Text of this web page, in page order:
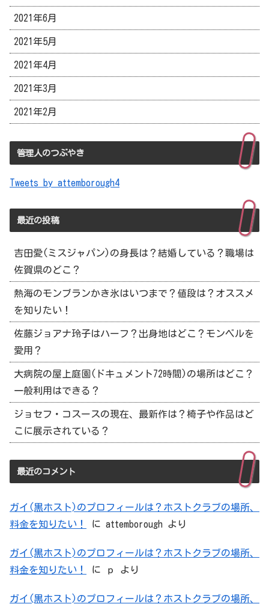
2021年6月
2021年5月
2021年4月
2021年3月
2021年2月
管理人のつぶやき
Tweets by attemborough4
最近の投稿
吉田愛(ミスジャパン)の身長は？結婚している？職場は
佐賀県のどこ？
熱海のモンブランかき氷はいつまで？値段は？オススメ
を知りたい！
佐藤ジョアナ玲子はハーフ？出身地はどこ？モンベルを
愛用？
大病院の屋上庭園(ドキュメント72時間)の場所はどこ？
一般利用はできる？
ジョセフ・コスースの現在、最新作は？椅子や作品はど
こに展示されている？
最近のコメント
ガイ(黒ホスト)のプロフィールは？ホストクラブの場所、
料金を知りたい！
に attemborough より
ガイ(黒ホスト)のプロフィールは？ホストクラブの場所、
料金を知りたい！
に ｐ より
ガイ(黒ホスト)のプロフィールは？ホストクラブの場所、